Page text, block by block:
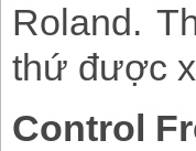
Roland.
thứ được
Control